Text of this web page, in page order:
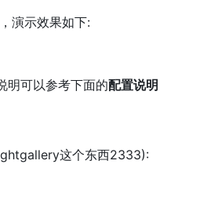
演示效果如下:
明可以参考下面的配置说明
这个东西2333):